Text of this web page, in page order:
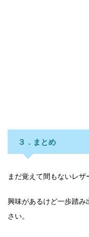
３．まとめ
まだ覚えて間もないレザ
興味があるけど一歩踏み
さい。